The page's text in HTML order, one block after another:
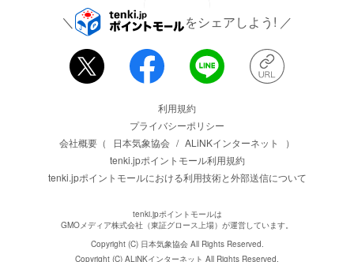
をシェアしよう!
利用規約
プライバシーポリシー
会社概要（
日本気象協会 / ALiNKインターネット
）
tenki.jpポイントモール利用規約
tenki.jpポイントモールにおける利用技術と外部送信について
tenki.jpポイントモールは
GMOメディア株式会社（東証グロース上場）が運営しています。
Copyright (C) 日本気象協会 All Rights Reserved.
Copyright (C) ALiNKインターネット All Rights Reserved.